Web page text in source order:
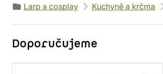
Larp a cosplay
Kuchyně a krčma
Doporučujeme